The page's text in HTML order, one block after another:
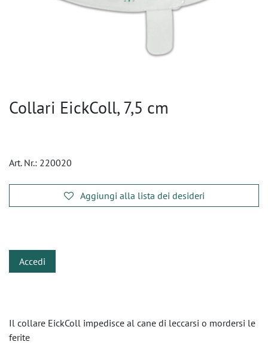
Collari EickColl, 7,5 cm
Art. Nr.: 220020
Aggiungi alla lista dei desideri
Accedi
Il collare EickColl impedisce al cane di leccarsi o mordersi le
ferite